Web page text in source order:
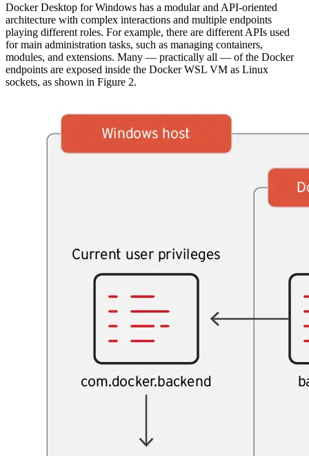
Docker Desktop for Windows has a modular and API-oriented
architecture with complex interactions and multiple endpoints
playing different roles. For example, there are different APIs used
for main administration tasks, such as managing containers,
modules, and extensions. Many — practically all — of the Docker
endpoints are exposed inside the Docker WSL VM as Linux
sockets, as shown in Figure 2.